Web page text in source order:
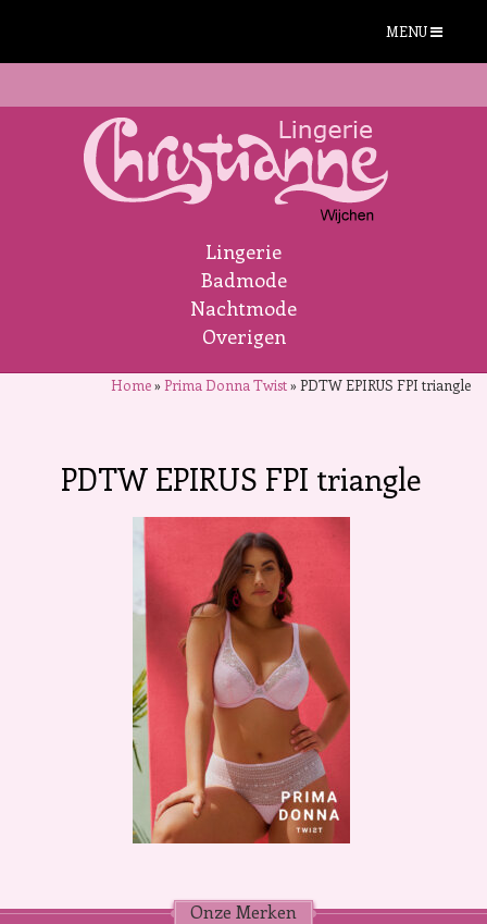
MENU
Lingerie
Badmode
Nachtmode
Overigen
Home»Prima Donna Twist»PDTW EPIRUS FPI triangle
PDTW EPIRUS FPI triangle
Onze Merken